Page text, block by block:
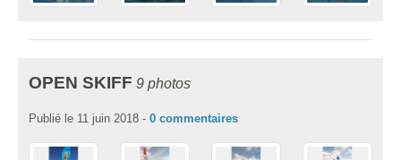
OPEN SKIFF 9 photos
Publié le 11 juin 2018 - 0 commentaires